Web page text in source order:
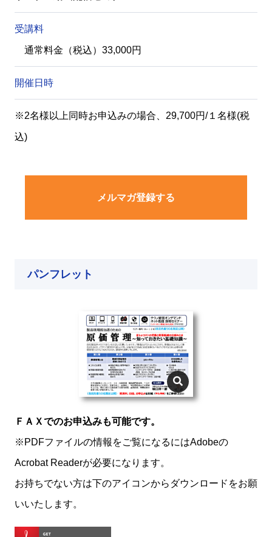
受講料
通常料金（税込）33,000円
開催日時
※2名様以上同時お申込みの場合、29,700円/１名様(税
込)
メルマガ登録する
パンフレット
ＦＡＸでのお申込みも可能です。
※PDFファイルの情報をご覧になるにはAdobeの
Acrobat Readerが必要になります。
お持ちでない方は下のアイコンからダウンロードをお願
いいたします。